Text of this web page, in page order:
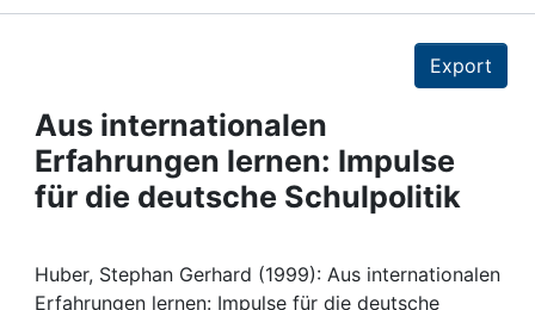
Projects
People
Awards
Export
Aus internationalen
Erfahrungen lernen: Impulse
für die deutsche Schulpolitik
Huber, Stephan Gerhard (1999): Aus internationalen
Erfahrungen lernen: Impulse für die deutsche